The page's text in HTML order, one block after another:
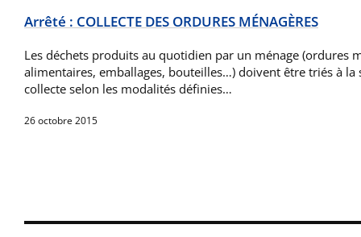
Arrêté : COLLECTE DES ORDURES MÉNAGÈRES
Les déchets produits au quotidien par un ménage (ordures
alimentaires, emballages, bouteilles…) doivent être triés à la
collecte selon les modalités définies…
26 octobre 2015